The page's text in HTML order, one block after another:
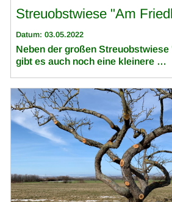
Streuobstwiese "Am
Datum: 03.05.2022
Neben der großen
gibt es auch noch eine kleinere …